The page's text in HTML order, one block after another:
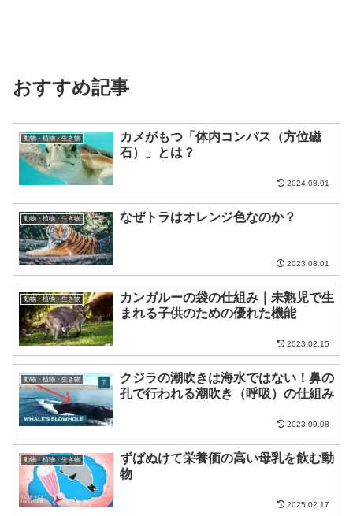
おすすめ記事
動物・植物・生き物
カメがもつ「体内コンパス（方位磁
石）」とは？
2024.08.01
動物・植物・生き物 なぜトラはオレンジ色なのか？
2023.08.01
動物・植物・生き物
カンガルーの袋の仕組み｜未熟児で生
まれる子供のための優れた機能
2023.02.15
動物・植物・生き物
クジラの潮吹きは海水ではない！鼻の
孔で行われる潮吹き（呼吸）の仕組み
2023.09.08
動物・植物・生き物
ずばぬけて栄養価の高い母乳を飲む動
物
2025.02.17